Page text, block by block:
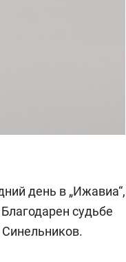
день в „Ижавиа“,
судьбе